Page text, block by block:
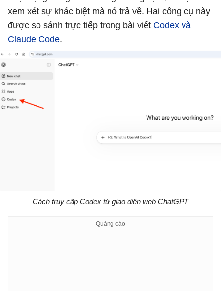
xem xét sự khác biệt mà nó trả về. Hai công cụ này
được so sánh trực tiếp trong bài viết Codex và
Claude Code.
Cách truy cập Codex từ giao diện web ChatGPT